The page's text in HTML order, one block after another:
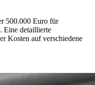
500.000 Euro für
Eine detaillierte
Kosten auf verschiedene